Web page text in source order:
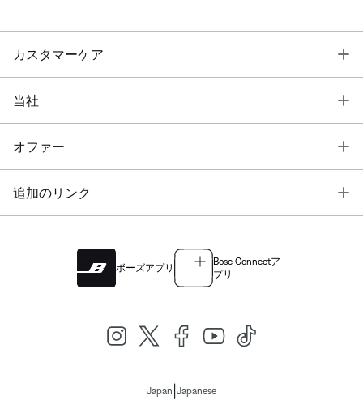
カスタマーケア
当社
オファー
追加のリンク
ボーズアプリ
Bose Connectア
プリ
Japan Japanese